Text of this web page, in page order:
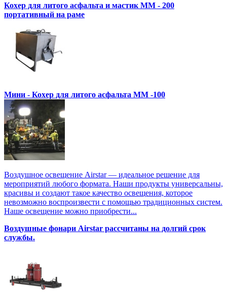
Кохер для литого асфальта и мастик MM - 200
портативный на раме
Мини - Кохер для литого асфальта MM -100
Воздушное освещение Airstar — идеальное решение для
мероприятий любого формата. Наши продукты универсальны,
красивы и создают такое качество освещения, которое
невозможно воспроизвести с помощью традиционных систем.
Наше освещение можно приобрести...
Воздушные фонари Airstar рассчитаны на долгий срок
службы.